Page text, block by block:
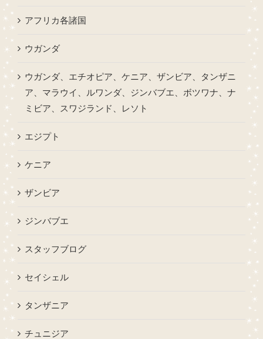
アフリカ各諸国
ウガンダ
ウガンダ、エチオピア、ケニア、ザンビア、タンザニ
ア、マラウイ、ルワンダ、ジンバブエ、ボツワナ、ナ
ミビア、スワジランド、レソト
エジプト
ケニア
ザンビア
ジンバブエ
スタッフブログ
セイシェル
タンザニア
チュニジア